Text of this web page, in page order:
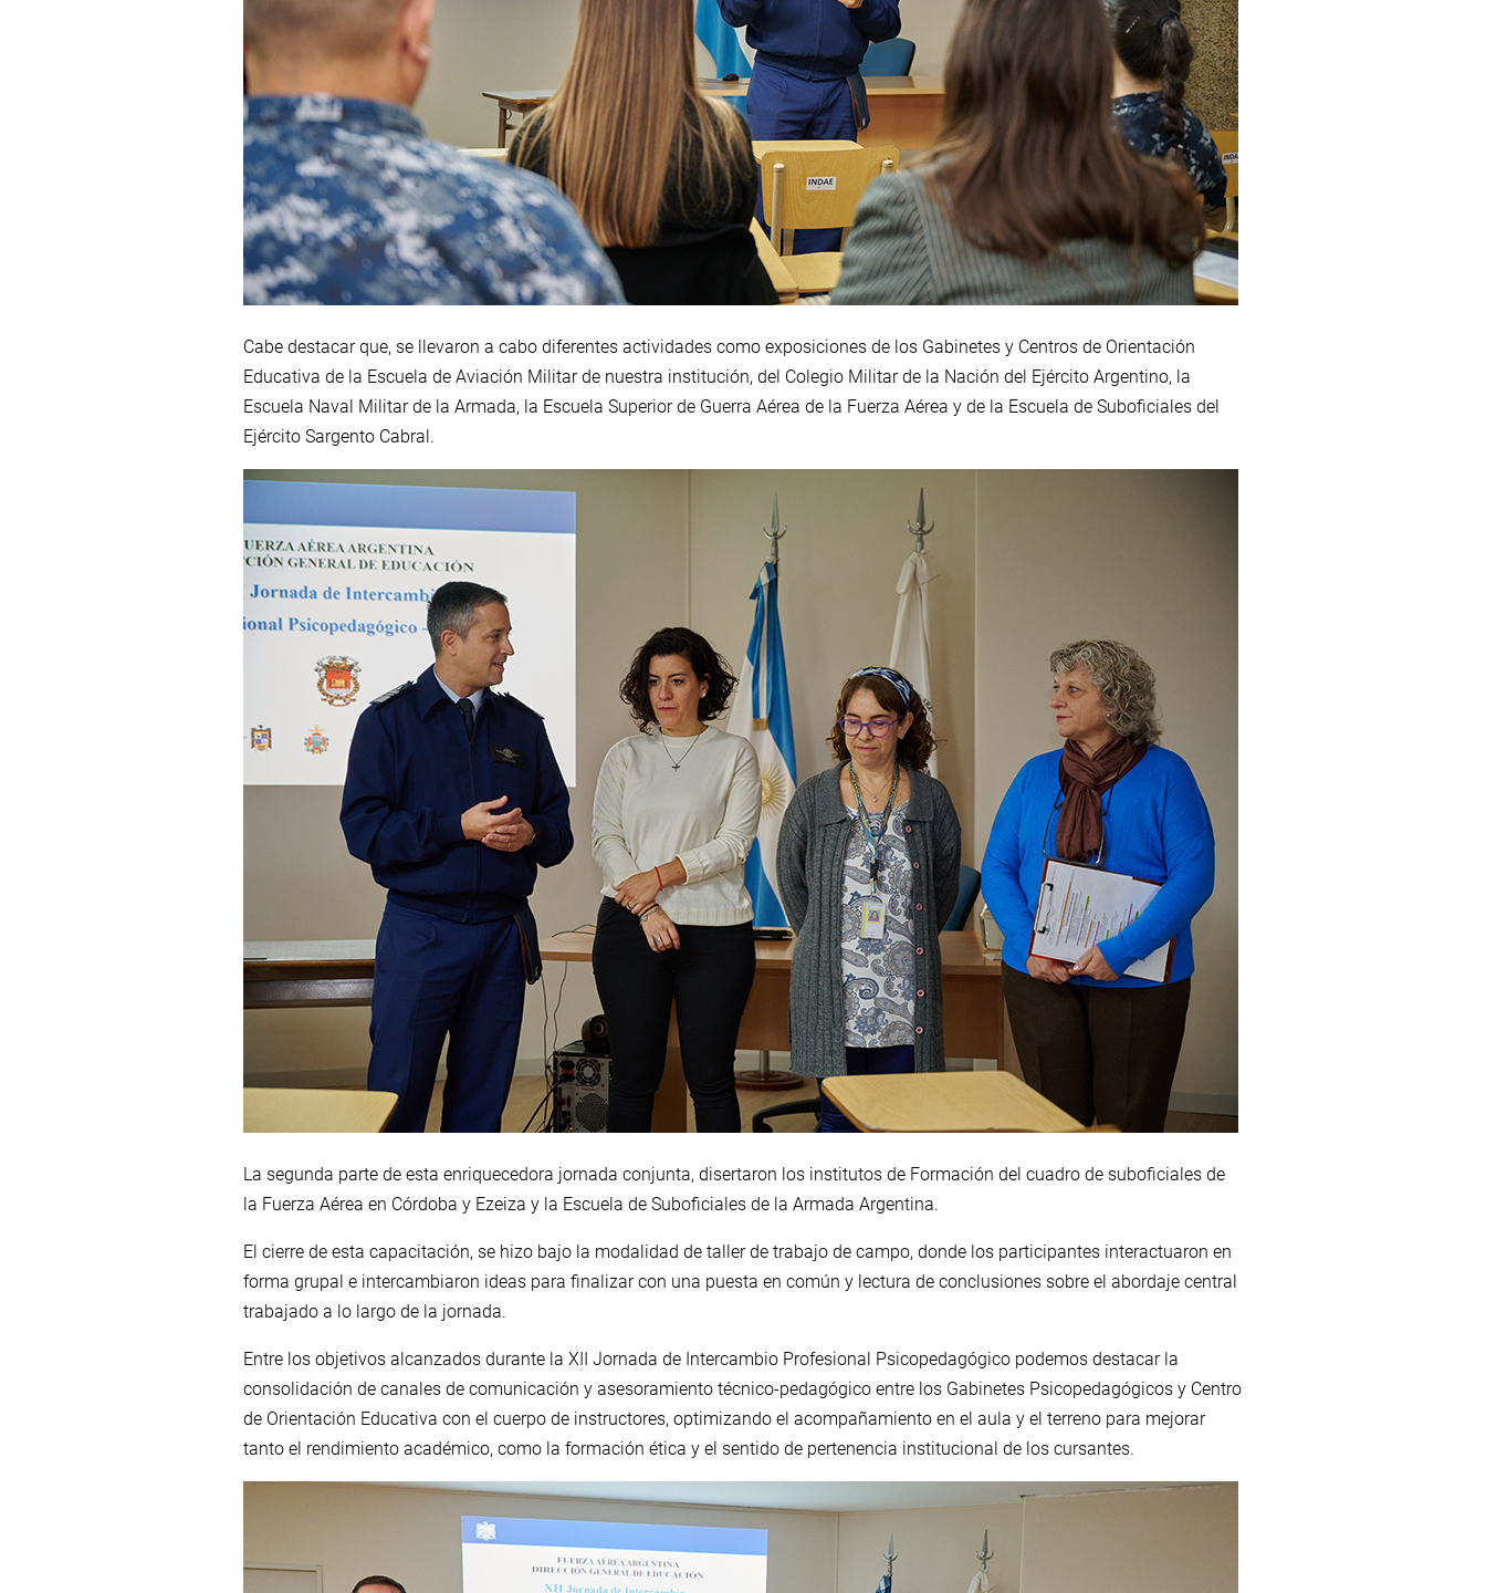
Cabe destacar que, se llevaron a cabo diferentes actividades como exposiciones de los Gabinetes y Centros de Orientación
Educativa de la Escuela de Aviación Militar de nuestra institución, del Colegio Militar de la Nación del Ejército Argentino, la
Escuela Naval Militar de la Armada, la Escuela Superior de Guerra Aérea de la Fuerza Aérea y de la Escuela de Suboficiales del
Ejército Sargento Cabral.
La segunda parte de esta enriquecedora jornada conjunta, disertaron los institutos de Formación del cuadro de suboficiales de
la Fuerza Aérea en Córdoba y Ezeiza y la Escuela de Suboficiales de la Armada Argentina.
El cierre de esta capacitación, se hizo bajo la modalidad de taller de trabajo de campo, donde los participantes interactuaron en
forma grupal e intercambiaron ideas para finalizar con una puesta en común y lectura de conclusiones sobre el abordaje central
trabajado a lo largo de la jornada.
Entre los objetivos alcanzados durante la XII Jornada de Intercambio Profesional Psicopedagógico podemos destacar la
consolidación de canales de comunicación y asesoramiento técnico-pedagógico entre los Gabinetes Psicopedagógicos y Centro
de Orientación Educativa con el cuerpo de instructores, optimizando el acompañamiento en el aula y el terreno para mejorar
tanto el rendimiento académico, como la formación ética y el sentido de pertenencia institucional de los cursantes.